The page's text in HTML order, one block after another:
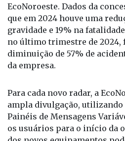
EcoNoroeste. Dados da
que em 2024 houve uma
gravidade e 19% na
no último trimestre de 2024,
diminuição de 57% de
da empresa.
Para cada novo radar, a
ampla divulgação, utilizando
Painéis de Mensagens
os usuários para o início da